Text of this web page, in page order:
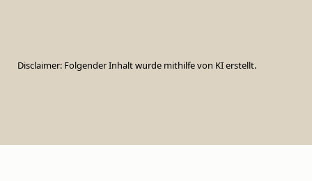
Disclaimer: Folgender Inhalt wurde mithilfe von KI erstellt.